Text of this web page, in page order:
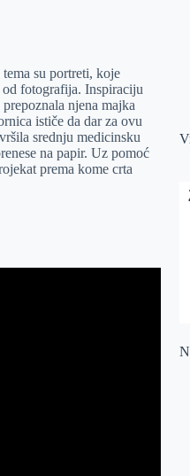
su portreti, koje
od fotografija. Inspiraciju
njena majka
ističe da dar za ovu
srednju medicinsku
na papir. Uz pomoć
prema kome crta